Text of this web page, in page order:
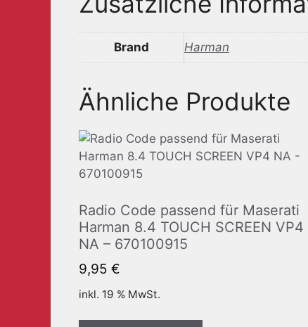
Brand Harman
Ähnliche Produkte
Radio Code passend für Maserati
Harman 8.4 TOUCH SCREEN VP4
NA – 670100915
9,95 €
inkl. 19 % MwSt.